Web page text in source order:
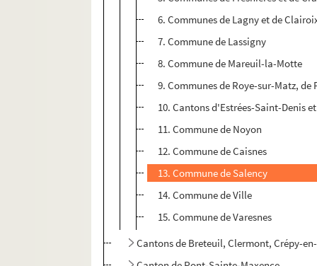
6. Communes de Lagny et de
7. Commune de Lassigny
8. Commune de Mareuil-la-Motte
9. Communes de Roye-sur-Matz,
10. Cantons d'Estrées-Saint-Denis
11. Commune de Noyon
12. Commune de Caisnes
13. Commune de Salency
14. Commune de Ville
15. Commune de Varesnes
Cantons de Breteuil, Clermont, Crépy-